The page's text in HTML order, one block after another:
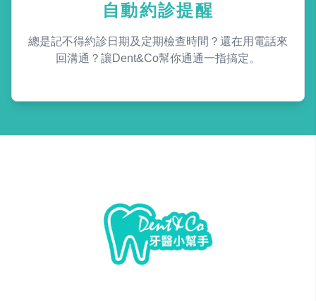
自動約診提醒
總是記不得約診日期及定期檢查時間？還在用電話來
回溝通？讓Dent&Co幫你通通一指搞定。